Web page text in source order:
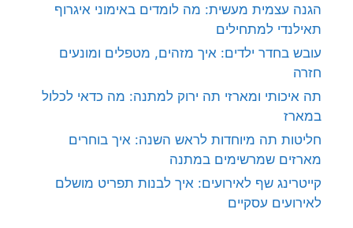
הגנה עצמית מעשית: מה לומדים באימוני איגרוף
תאילנדי למתחילים
עובש בחדר ילדים: איך מזהים, מטפלים ומונעים
חזרה
תה איכותי ומארזי תה ירוק למתנה: מה כדאי לכלול
במארז
חליטות תה מיוחדות לראש השנה: איך בוחרים
מארזים שמרשימים במתנה
קייטרינג שף לאירועים: איך לבנות תפריט מושלם
לאירועים עסקיים